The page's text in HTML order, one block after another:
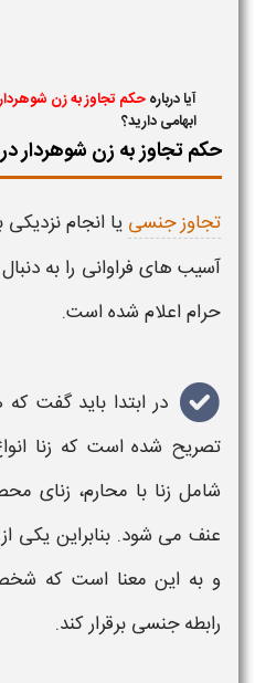
آیا دربارهحکم تجاوز به زن
ابهامی دارید؟
حکم تجاوز به زن شوهردار
تجاوز جنسی یا انجام نزدیکی
آسیب های فراوانى را به
حرام اعلام شده است.
در ابتدا باید گفت
تصریح شده است که زنا
شامل زنا با محارم، زنای
عنف می شود. بنابراین یکی
و به این معنا است که
رابطه جنسی برقرار کند.